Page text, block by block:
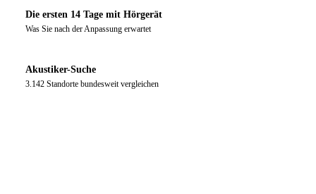
Die ersten 14 Tage mit Hörgerät
Was Sie nach der Anpassung erwartet
Akustiker-Suche
3.142 Standorte bundesweit vergleichen